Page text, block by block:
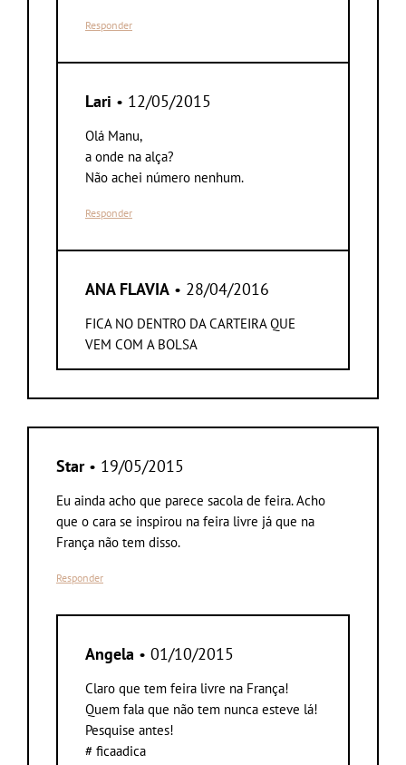
Responder
Lari • 12/05/2015
Olá Manu,
a onde na alça?
Não achei número nenhum.
Responder
ANA FLAVIA • 28/04/2016
FICA NO DENTRO DA CARTEIRA QUE
VEM COM A BOLSA
Star• 19/05/2015
Eu ainda acho que parece sacola de feira. Acho
que o cara se inspirou na feira livre já que na
França não tem disso.
Responder
Angela • 01/10/2015
Claro que tem feira livre na França!
Quem fala que não tem nunca esteve lá!
Pesquise antes!
# ficaadica